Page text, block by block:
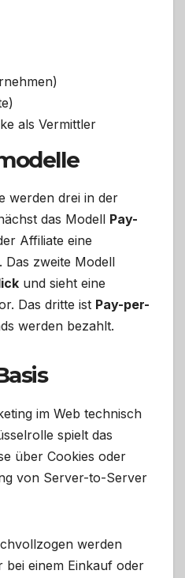
als Vermittler
werden drei in der
das Modell Pay-
Affiliate eine
Das zweite Modell
und sieht eine
Das dritte ist Pay-per-
werden bezahlt.
im Web technisch
spielt das
über Cookies oder
von Server-to-Server
werden
einem Einkauf oder